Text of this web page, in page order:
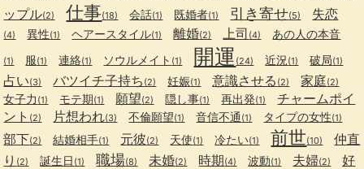
ップル(2) 仕事(18) 会話(1) 既婚者(1) 引き寄せ(5) 失恋
(4) 異性(1) ヘアースタイル(1) 離婚(2) 上司 (4) あの人の本音
(1) 服(1) 連絡(1) ソウルメイト (1) 開運 (24) 近況 (1) 破局(1)
占い(3) バツイチ子持ち (2) 妊娠(1) 意識させる (2) 家庭(2)
女子力 (1) モテ期(1) 願望(2) 隠し事(1) 再出発(1)
チャームポイ
ント (2) 片想われ(3) 不倫願望(1) 音信不通 (1) タイプの女性(1)
部下(2) 結婚相手(1) 元彼(2) 天使(1) 冷たい(1) 前世(10)
仲直
り (2) 誕生日 (1) 職場(8) 未婚(2) 時期(4) 波動(1) 夫婦(2)
好